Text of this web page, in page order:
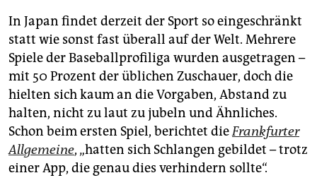
In Japan findet derzeit der Sport so eingeschränkt
statt wie sonst fast überall auf der Welt. Mehrere
Spiele der Baseballprofiliga wurden ausgetragen –
mit 50 Prozent der üblichen Zuschauer, doch die
hielten sich kaum an die Vorgaben, Abstand zu
halten, nicht zu laut zu jubeln und Ähnliches.
Schon beim ersten Spiel, berichtet dieFrankfurter
Allgemeine, „hatten sich Schlangen gebildet – trotz
einer App, die genau dies verhindern sollte“.